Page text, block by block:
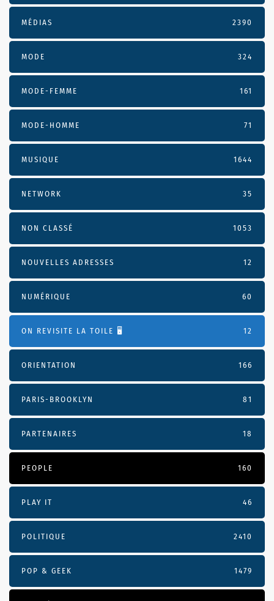
MÉDIAS 2390
MODE 324
MODE-FEMME 161
MODE-HOMME 71
MUSIQUE 1644
NETWORK 35
NON CLASSÉ 1053
NOUVELLES ADRESSES 12
NUMÉRIQUE 60
ON REVISITE LA TOILE 🖥️ 12
ORIENTATION 166
PARIS-BROOKLYN 81
PARTENAIRES 18
PEOPLE 160
PLAY IT 46
POLITIQUE 2410
POP & GEEK 1479